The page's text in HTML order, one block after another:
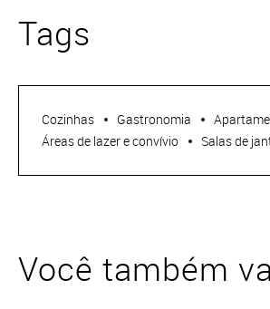
Tags
Cozinhas Gastronomia
Áreas de lazer e convívio
Salas de
Você também